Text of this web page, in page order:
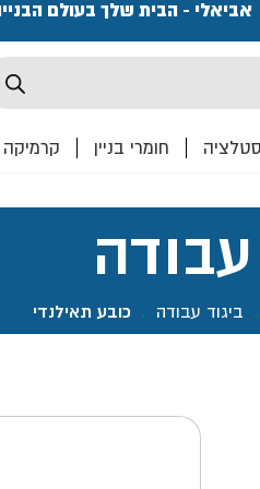
אביאלי - הבית שלך בעולם
חומרי בניין קרמיקה
עבודה
. ביגוד עבודה . כובע תאילנדי